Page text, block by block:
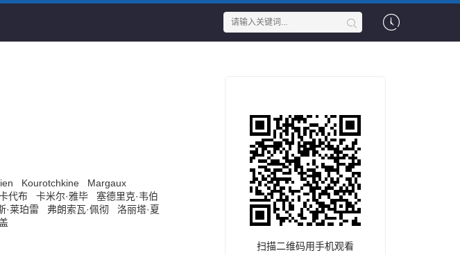
Kourotchkine
Margaux
代布 卡米尔·雅毕
塞德里克·韦伯
·莱珀雷 弗朗索瓦·佩彻
洛丽塔·夏
扫描二维码用手机观看